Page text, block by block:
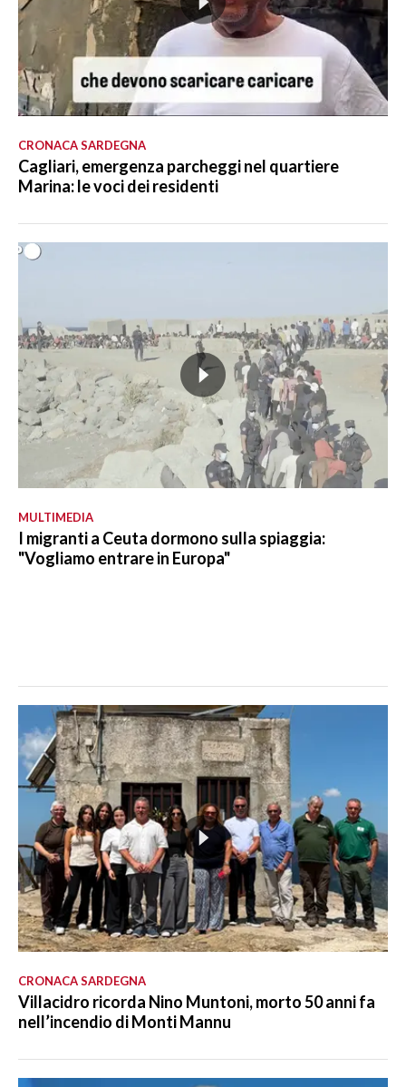
CRONACA SARDEGNA
Cagliari, emergenza parcheggi nel quartiere
Marina: le voci dei residenti
MULTIMEDIA
I migranti a Ceuta dormono sulla spiaggia:
"Vogliamo entrare in Europa"
CRONACA SARDEGNA
Villacidro ricorda Nino Muntoni, morto 50 anni fa
nell’incendio di Monti Mannu